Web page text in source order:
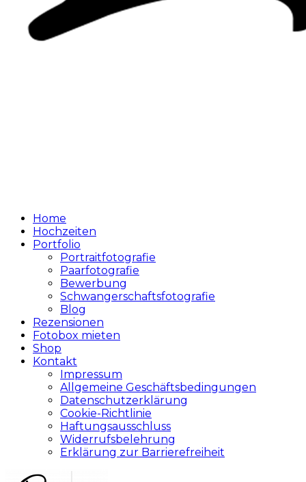
Home
Hochzeiten
Portfolio
Portraitfotografie
Paarfotografie
Bewerbung
Schwangerschaftsfotografie
Blog
Rezensionen
Fotobox mieten
Shop
Kontakt
Impressum
Allgemeine Geschäftsbedingungen
Datenschutzerklärung
Cookie-Richtlinie
Haftungsausschluss
Widerrufsbelehrung
Erklärung zur Barrierefreiheit